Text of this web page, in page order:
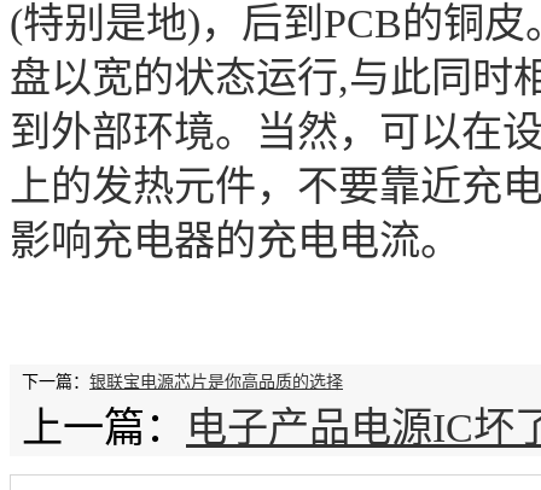
(特别是地)，后到PCB的铜
盘以宽的状态运行,与此同时
到外部环境。当然，可以在
上的发热元件，不要靠近充
影响充电器的充电电流。
下一篇： 银联宝电源芯片是你高品质的选择
上一篇： 电子产品电源IC坏